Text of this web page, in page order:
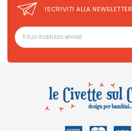
ISCRIVITI ALLA NEWSLETTER